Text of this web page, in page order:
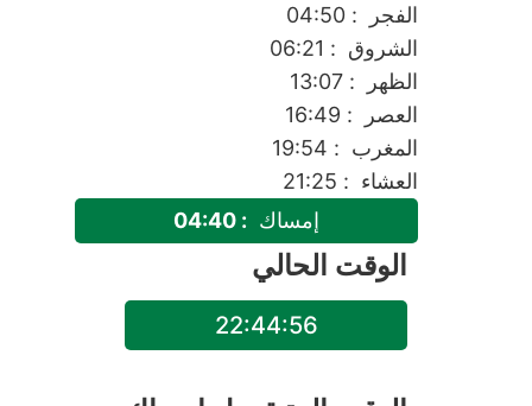
الفجر
: 04:50
الشروق : 06:21
الظهر
: 13:07
العصر
: 16:49
المغرب : 19:54
العشاء : 21:25
إمساك : 04:40
الوقت الحالي
22:44:56